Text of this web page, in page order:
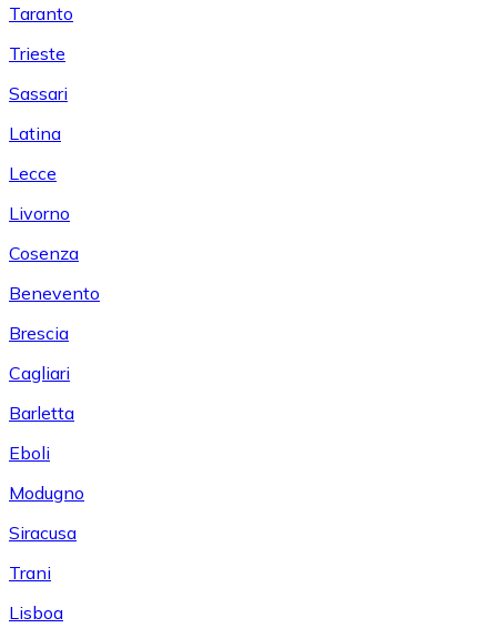
Taranto
Trieste
Sassari
Latina
Lecce
Livorno
Cosenza
Benevento
Brescia
Cagliari
Barletta
Eboli
Modugno
Siracusa
Trani
Lisboa